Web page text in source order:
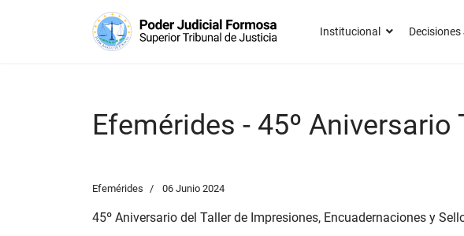
Institucional
Efemérides - 45º
Efemérides 06 Junio 2024
45º Aniversario del Taller de Impresiones, Encuadernaciones y